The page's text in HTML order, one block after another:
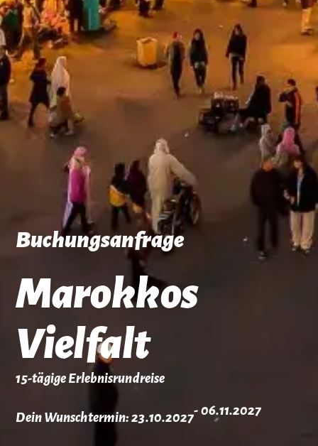
Buchungsanfrage
Marokkos
Vielfalt
15-tägige Erlebnisrundreise
Dein Wunschtermin: 23.10.2027- 06.11.2027